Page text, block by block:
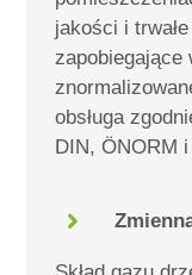
jakości i
zapobiegające
obsługa
DIN, ÖNORM